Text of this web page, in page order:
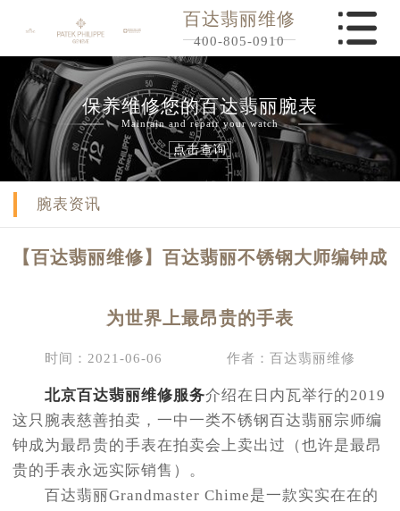
百达翡丽维修
400-805-0910
保养维修您的百达翡丽腕表
Maintain and repair your watch
点击查询
腕表资讯
【百达翡丽维修】百达翡丽不锈钢大师编钟成
为世界上最昂贵的手表
时间：2021-06-06 作者：百达翡丽维修
北京百达翡丽维修服务介绍在日内瓦举行的2019
这只腕表慈善拍卖，一中一类不锈钢百达翡丽宗师编
钟成为最昂贵的手表在拍卖会上卖出过（也许是最昂
贵的手表永远实际销售）。
百达翡丽Grandmaster Chime是一款实实在在的